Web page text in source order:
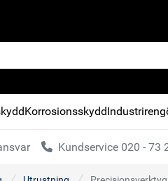
Korrosionsskydd
Kundservice 020 - 73